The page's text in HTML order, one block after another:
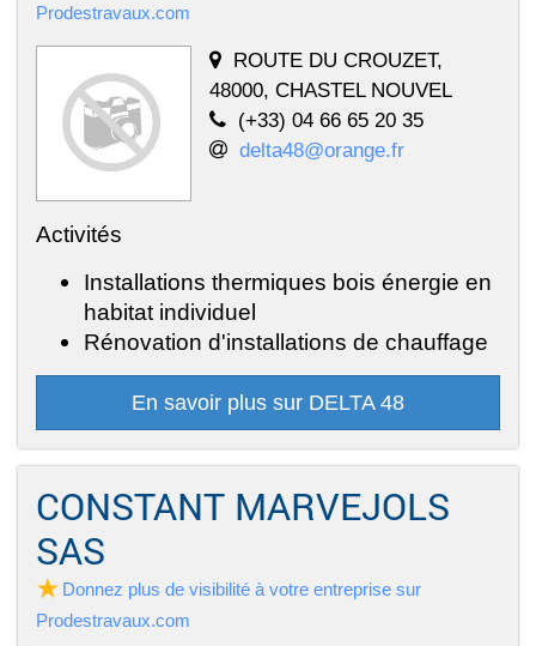
Prodestravaux.com
ROUTE DU CROUZET,
48000, CHASTEL NOUVEL
(+33) 04 66 65 20 35
delta48@orange.fr
Activités
Installations thermiques bois énergie en
habitat individuel
Rénovation d'installations de chauffage
En savoir plus sur DELTA 48
CONSTANT MARVEJOLS
SAS
Donnez plus de visibilité à votre entreprise sur
Prodestravaux.com